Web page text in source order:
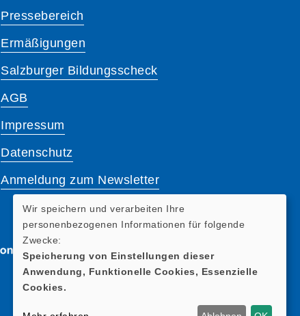
Pressebereich
Ermäßigungen
Salzburger Bildungsscheck
AGB
Impressum
Datenschutz
Anmeldung zum Newsletter
Wir speichern und verarbeiten Ihre
personenbezogenen Informationen für folgende
Zwecke:
Speicherung von Einstellungen dieser
Anwendung, Funktionelle Cookies, Essenzielle
Cookies.